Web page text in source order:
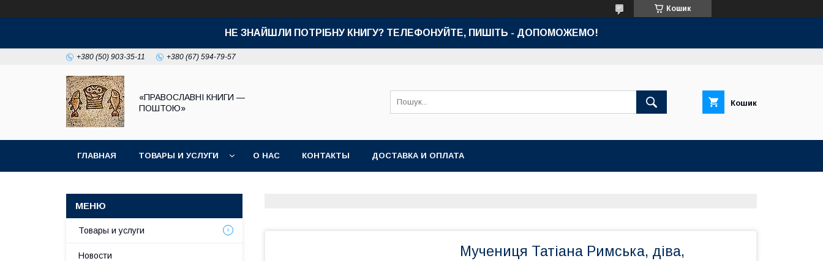
Кошик
НЕ ЗНАЙШЛИ ПОТРІБНУ КНИГУ? ТЕЛЕФОНУЙТЕ, ПИШІТЬ - ДОПОМОЖЕМО!
+380 (50) 903-35-11 +380 (67) 594-79-57
«ПРАВОСЛАВНІ КНИГИ —
ПОШТОЮ»
Кошик
ГЛАВНАЯ ТОВАРЫ И УСЛУГИ О НАС КОНТАКТЫ ДОСТАВКА И ОПЛАТА
Мучениця Татіана Римська, діва,
Товары и услуги
Новости